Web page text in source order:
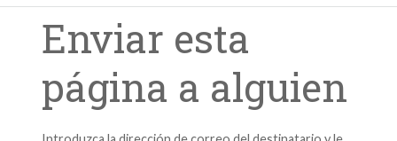
Enviar esta
página a alguien